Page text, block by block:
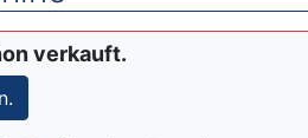
verkauft.